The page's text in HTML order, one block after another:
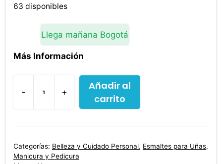
original
$9,800.00.$9,600.00.
63 disponibles
Llega mañana Bogotá
Más Información
-
Esmalte
Efecto
Gel
14
+
Añadir al
carrito
Categorías: Belleza y Cuidado Personal, Esmaltes para Uñas,
Manicura y Pedicura